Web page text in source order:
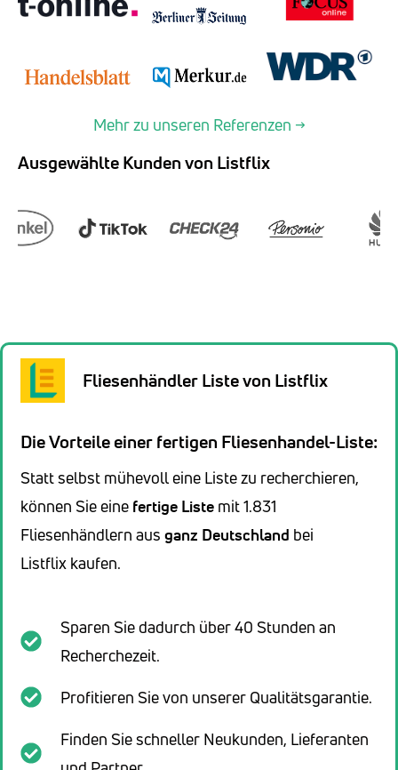
Mehr zu unseren Referenzen →
Ausgewählte Kunden von Listflix
Fliesenhändler Liste von Listflix
Die Vorteile einer fertigen Fliesenhandel-Liste:
Statt selbst mühevoll eine Liste zu recherchieren,
können Sie eine fertige Liste mit 1.831
Fliesenhändlern aus ganz Deutschland bei
Listflix kaufen.
Sparen Sie dadurch über 40 Stunden an
Recherchezeit.
Profitieren Sie von unserer Qualitätsgarantie.
Finden Sie schneller Neukunden, Lieferanten